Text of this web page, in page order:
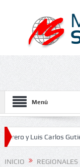
Menú
Carlos Gutiérrez
Nacionales 2026
INICIO REGIONALES